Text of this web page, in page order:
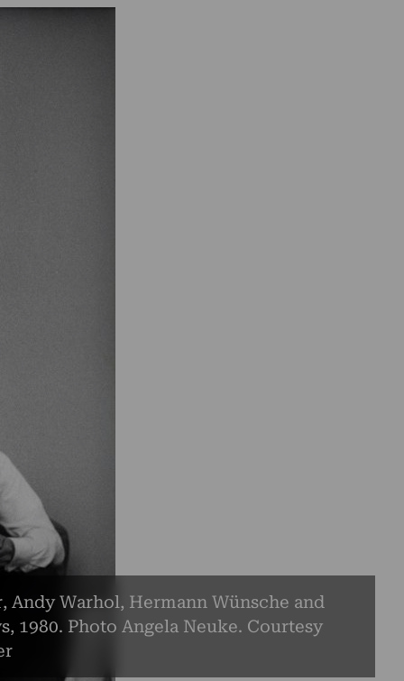
Andy Warhol, Hermann Wünsche and
1980. Photo Angela Neuke. Courtesy